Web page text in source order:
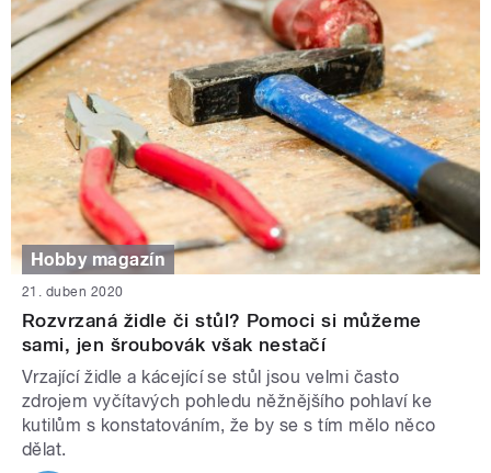
Hobby magazín
21. duben 2020
Rozvrzaná židle či stůl? Pomoci si můžeme
sami, jen šroubovák však nestačí
Vrzající židle a kácející se stůl jsou velmi často
zdrojem vyčítavých pohledu něžnějšího pohlaví ke
kutilům s konstatováním, že by se s tím mělo něco
dělat.